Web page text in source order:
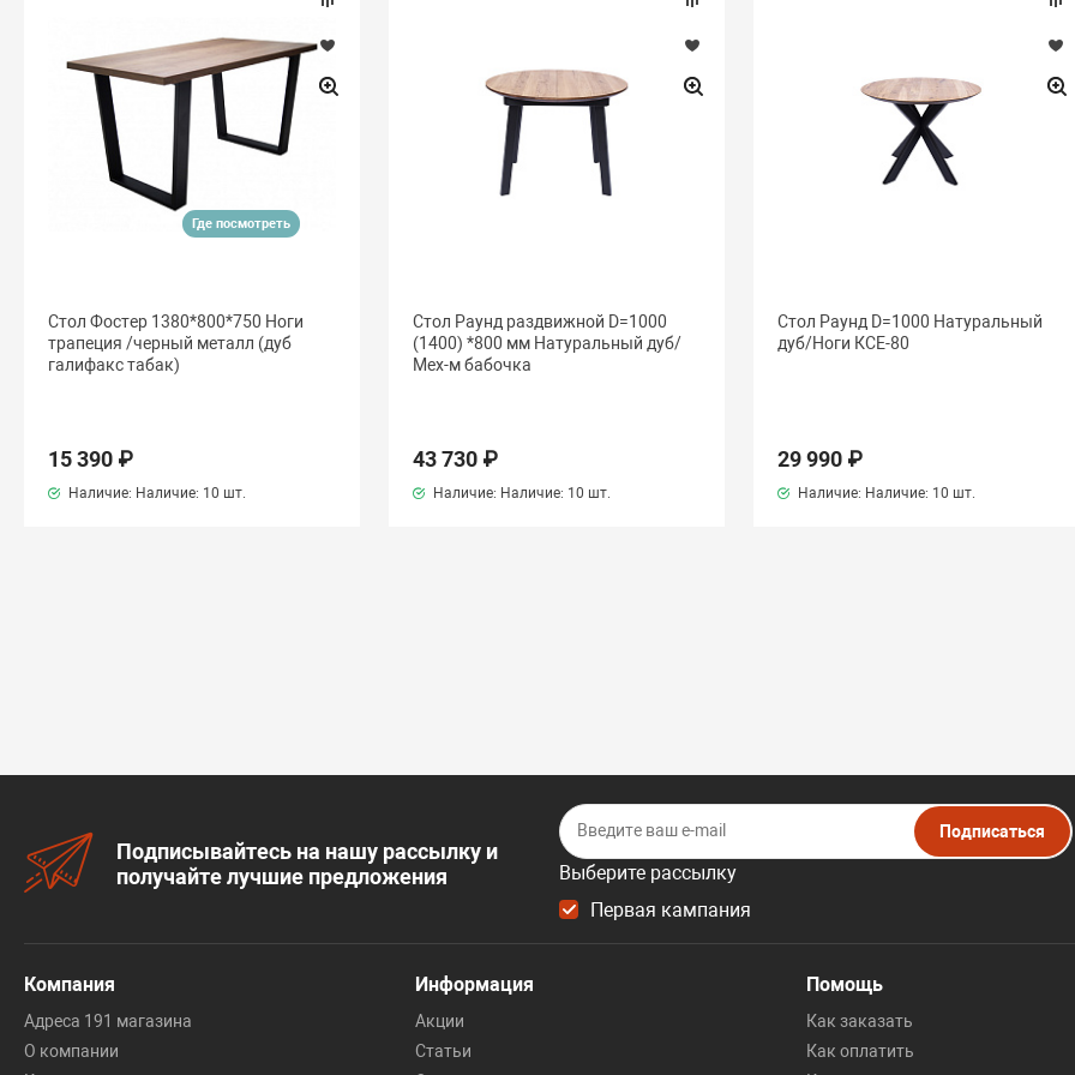
Где посмотреть
Стол Фостер 1380*800*750 Ноги
трапеция /черный металл (дуб
галифакс табак)
15 390 ₽
Наличие: Наличие: 10 шт.
Стол Раунд раздвижной D=1000
(1400) *800 мм Натуральный дуб/
Мех-м бабочка
43 730 ₽
Наличие: Наличие: 10 шт.
Стол Раунд D=1000 Натуральный
дуб/Ноги КСЕ-80
29 990 ₽
Наличие: Наличие: 10 шт.
Подписывайтесь на нашу рассылку и
получайте лучшие предложения
Выберите рассылку
Первая кампания
Подписаться
Компания
Адреса 191 магазина
О компании
Информация
Акции
Статьи
Помощь
Как заказать
Как оплатить